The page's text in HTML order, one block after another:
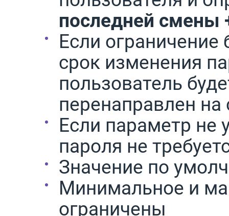
последней смены
Если
срок изменения
пользователь
перенаправлен
Если параметр не
пароля не
Значение по
Минимальное и
ограничены